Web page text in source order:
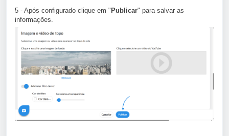
5 - Após configurado clique em " Publicar" para salvar as
informações.